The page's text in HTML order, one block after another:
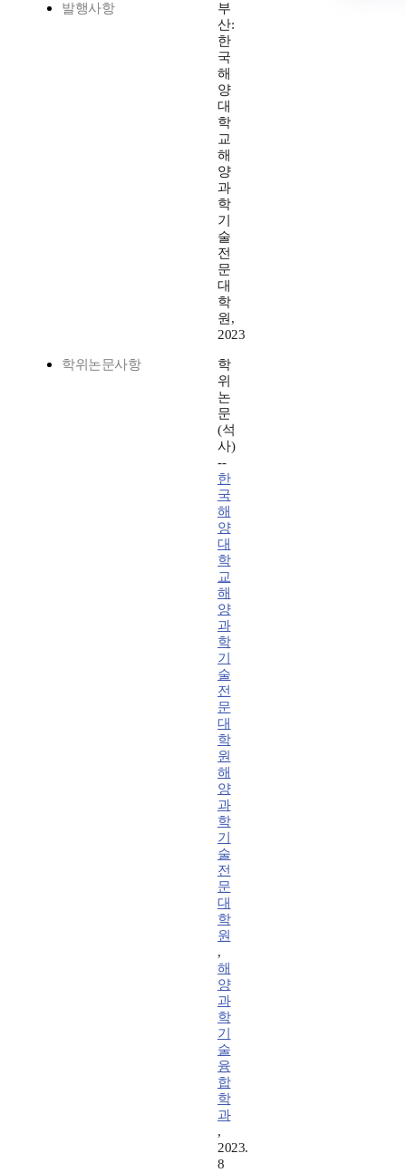
발행사항
부
산:
한
국
해
양
대
학
교
해
양
과
학
기
술
전
문
대
학
원,
2023
학위논문사항
학
위
논
문
(석
사)
--
한
국
해
양
대
학
교
해
양
과
학
기
술
전
문
대
학
원
해
양
과
학
기
술
전
문
대
학
원
,
해
양
과
학
기
술
융
합
학
과
,
2023.
8